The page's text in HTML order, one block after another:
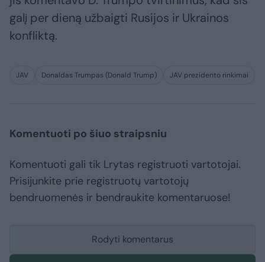
galį per dieną užbaigti Rusijos ir Ukrainos
konfliktą.
JAV Donaldas Trumpas (Donald Trump) JAV prezidento rinkimai
Komentuoti po šiuo straipsniu
Komentuoti gali tik Lrytas registruoti vartotojai.
Prisijunkite prie registruotų vartotojų
bendruomenės ir bendraukite komentaruose!
Rodyti komentarus